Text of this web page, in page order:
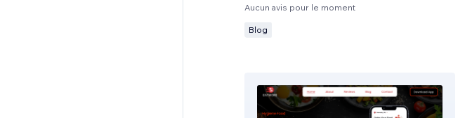
Aucun avis pour le moment
Blog